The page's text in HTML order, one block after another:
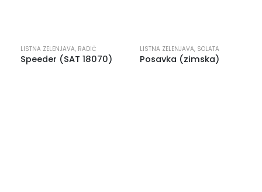
LISTNA ZELENJAVA, RADIČ
Speeder (SAT 18070)
LISTNA ZELENJAVA, SOLATA
Posavka (zimska)